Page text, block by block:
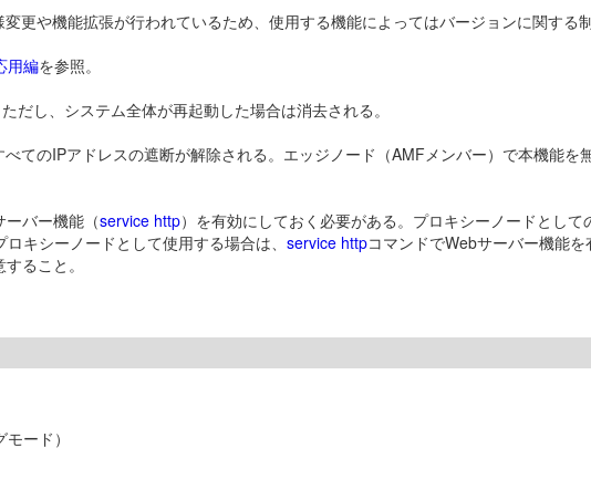
更や機能拡張が行われているため、使用する機能によってはバージョンに関する
用編を参照。
だし、システム全体が再起動した場合は消去される。
てのIPアドレスの遮断が解除される。エッジノード（AMFメンバー）で本機能
バー機能（service http）を有効にしておく必要がある。プロキシーノードとし
キシーノードとして使用する場合は、 service httpコマンドでWebサーバー機能
ること。